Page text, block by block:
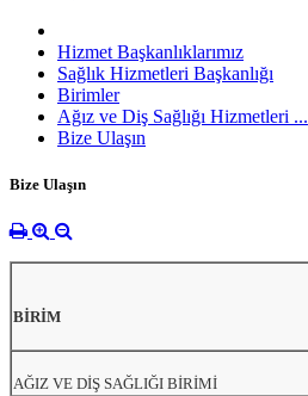
Hizmet Başkanlıklarımız
Sağlık Hizmetleri Başkanlığı
Birimler
Ağız ve Diş Sağlığı Hizmetleri ...
Bize Ulaşın
Bize Ulaşın
BİRİM
AĞIZ VE DİŞ SAĞLIĞI BİRİMİ